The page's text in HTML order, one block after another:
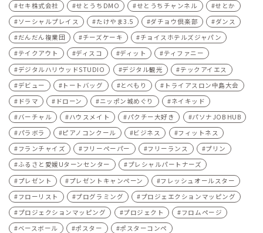
セキ株式会社 せとうちDMO せとうちチャンネル
せとか
ソーシャルプレイス
たけやま3.5 ダチョウ倶楽部
ダンス
だんだん複業団
チーズケーキ
チョイスホテルズジャパン
テイクアウト
ディスコ ディット
ティファニー
デジタルハリウッドSTUDIO
デジタル観光
テックアイエス
デビュー
トートバッグ とべもり
トライアスロン中島大会
ドラマ
ドローン ニッポン城めぐり
ネイキッド
バーチャル
ハウスメイト パクチー大好き
パソナJOB HUB
パラボラ
ピアノコンクール ビジネス
フィットネス
フランチャイズ
フリーペーパー フリーランス
プリン
ふるさと愛媛Uターンセンター
プレシャルパートナーズ
プレゼント
プレゼントキャンペーン
フレッシュオールスター
フローリスト
プログラミング
プロジェエクションマッピング
プロジェクションマッピング
プロジェクト
フロムページ
ベースボール
ポスター
ポスターコンペ